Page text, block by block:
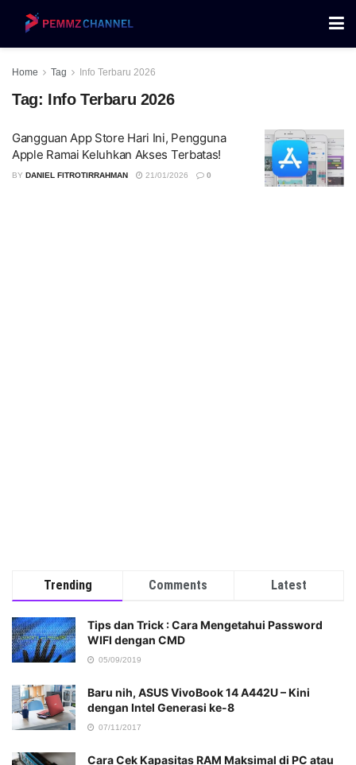
Home Tag Info Terbaru 2026
Tag: Info Terbaru 2026
Gangguan App Store Hari Ini, Pengguna
Apple Ramai Keluhkan Akses Terbatas!
BY DANIEL FITROTIRRAHMAN 21/01/2026 0
Trending Comments Latest
Tips dan Trick : Cara Mengetahui Password
WIFI dengan CMD
05/09/2019
Baru nih, ASUS VivoBook 14 A442U – Kini
dengan Intel Generasi ke-8
07/11/2017
Cara Cek Kapasitas RAM Maksimal di PC atau